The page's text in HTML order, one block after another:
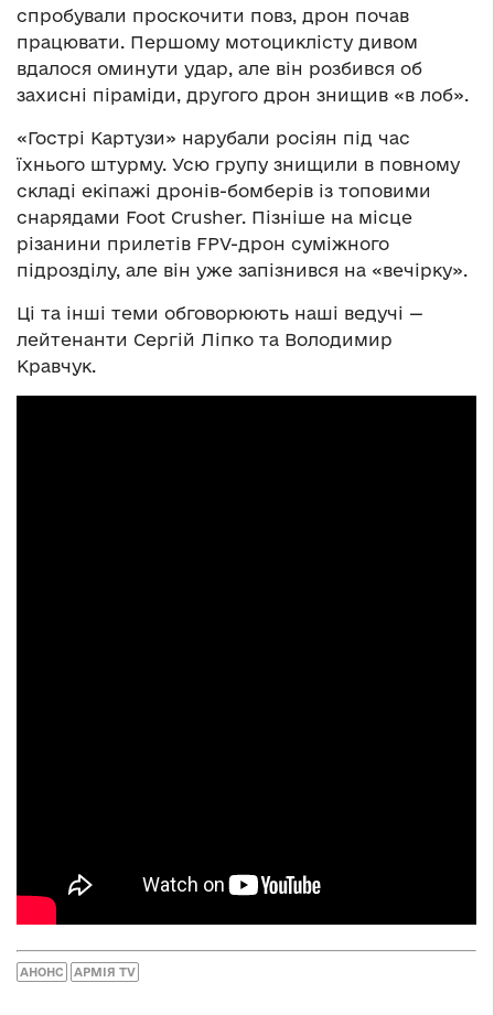
спробували проскочити повз, дрон почав
працювати. Першому мотоциклісту дивом
вдалося оминути удар, але він розбився об
захисні піраміди, другого дрон знищив «в лоб».
«Гострі Картузи» нарубали росіян під час
їхнього штурму. Усю групу знищили в повному
складі екіпажі дронів-бомберів із топовими
снарядами Foot Crusher. Пізніше на місце
різанини прилетів FPV-дрон суміжного
підрозділу, але він уже запізнився на «вечірку».
Ці та інші теми обговорюють наші ведучі —
лейтенанти Сергій Ліпко та Володимир
Кравчук.
АНОНС АРМІЯ TV